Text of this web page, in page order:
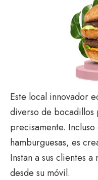
Este local innovador
diverso de
precisamente.
hamburguesas, es
Instan a sus clientes
desde su móvil.